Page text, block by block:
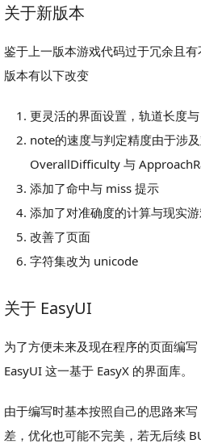
关于新版本
鉴于上一版本游戏代码过于冗余且
版本有以下改变
更灵活的界面设置，轨道长度
note的速度与判定精度由于涉
OverallDifficulty 与
添加了命中与 miss 提示
添加了对准确度的计算与现实
改善了页面
字符集改为 unicode
关于 EasyUI
为了方便未来及现在程序的页面编
EasyUI 这一基于 EasyX 的界面库。
由于编写时基本按照自己的思路来
差，优化也可能不完美，若无后续